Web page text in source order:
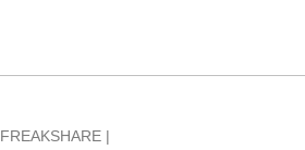
FREAKSHARE |